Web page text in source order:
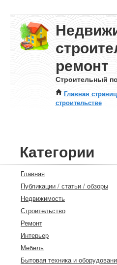
ремонт
Строительный
Главная
строительстве
Категории
Главная
Публикации / статьи / обзоры
Недвижимость
Строительство
Ремонт
Интерьер
Мебель
Бытовая техника и